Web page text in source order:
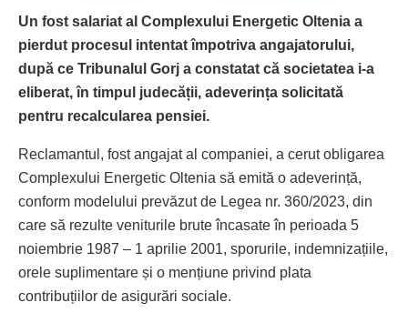
Un fost salariat al Complexului Energetic Oltenia a
pierdut procesul intentat împotriva angajatorului,
după ce Tribunalul Gorj a constatat că societatea i-a
eliberat, în timpul judecății, adeverința solicitată
pentru recalcularea pensiei.
Reclamantul, fost angajat al companiei, a cerut obligarea
Complexului Energetic Oltenia să emită o adeverință,
conform modelului prevăzut de Legea nr. 360/2023, din
care să rezulte veniturile brute încasate în perioada 5
noiembrie 1987 – 1 aprilie 2001, sporurile, indemnizațiile,
orele suplimentare și o mențiune privind plata
contribuțiilor de asigurări sociale.